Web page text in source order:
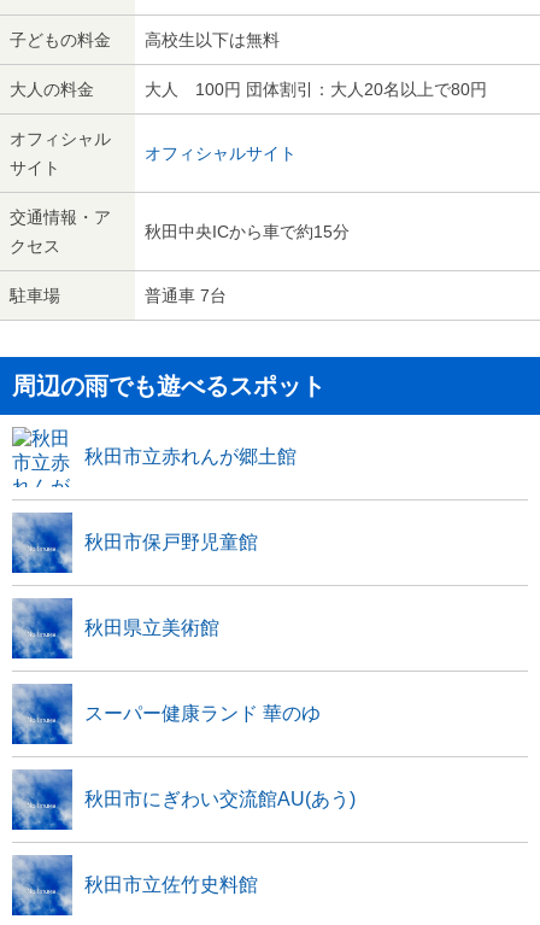
子どもの料金 高校生以下は無料
大人の料金 大人 100円 団体割引：大人20名以上で80円
オフィシャル
サイト
オフィシャルサイト
交通情報・ア
クセス
秋田中央ICから車で約15分
駐車場 普通車 7台
周辺の雨でも遊べるスポット
秋田市立赤れんが郷土館
秋田市保戸野児童館
秋田県立美術館
スーパー健康ランド 華のゆ
秋田市にぎわい交流館AU(あう)
秋田市立佐竹史料館